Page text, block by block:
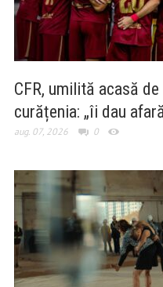
CFR, umilită acasă
curățenia: „îi dau
aug. 07, 2026 0